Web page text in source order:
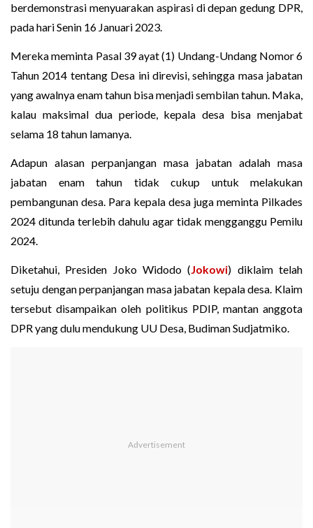
berdemonstrasi menyuarakan aspirasi di depan gedung DPR,
pada hari Senin 16 Januari 2023.
Mereka meminta Pasal 39 ayat (1) Undang-Undang Nomor 6
Tahun 2014 tentang Desa ini direvisi, sehingga masa jabatan
yang awalnya enam tahun bisa menjadi sembilan tahun. Maka,
kalau maksimal dua periode, kepala desa bisa menjabat
selama 18 tahun lamanya.
Adapun alasan perpanjangan masa jabatan adalah masa
jabatan enam tahun tidak cukup untuk melakukan
pembangunan desa. Para kepala desa juga meminta Pilkades
2024 ditunda terlebih dahulu agar tidak mengganggu Pemilu
2024.
Diketahui, Presiden Joko Widodo (Jokowi) diklaim telah
setuju dengan perpanjangan masa jabatan kepala desa. Klaim
tersebut disampaikan oleh politikus PDIP, mantan anggota
DPR yang dulu mendukung UU Desa, Budiman Sudjatmiko.